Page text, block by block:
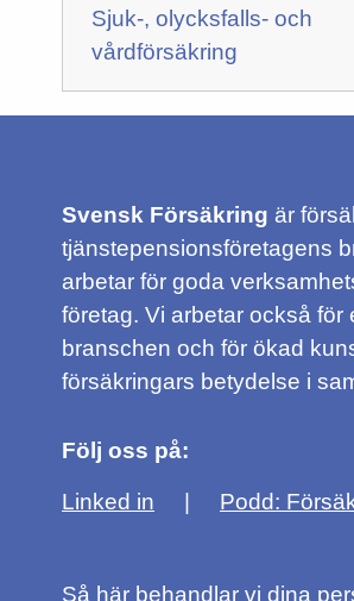
Sjuk-, olycksfalls- och
vårdförsäkring
Svensk Försäkring är
tjänstepensionsföretagens
arbetar för goda
företag. Vi arbetar också för
branschen och för ökad
försäkringars betydelse i
Följ oss på:
Linked in Podd:
Så här behandlar vi dina